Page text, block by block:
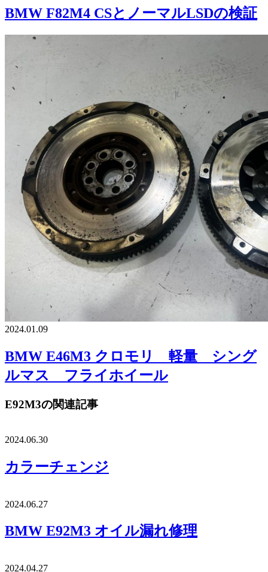
BMW F82M4 CSとノーマルLSDの検証
2024.01.09
BMW E46M3 クロモリ 軽量 シング
ルマス フライホイール
E92M3の関連記事
2024.06.30
カラーチェンジ
2024.06.27
BMW E92M3 オイル漏れ修理
2024.04.27